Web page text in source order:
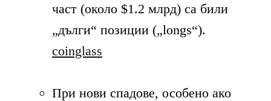
част (около $1.2 млрд) са били
„дълги“ позиции („longs“).
coinglass
При нови спадове, особено ако